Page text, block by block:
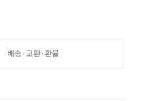
배송·교환·환불